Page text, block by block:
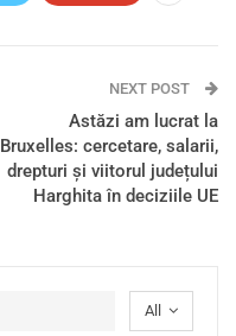
NEXT POST
Astăzi am lucrat la
Bruxelles: cercetare, salarii,
drepturi și viitorul județului
Harghita în deciziile UE
All